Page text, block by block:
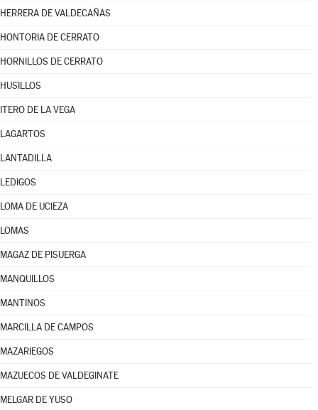
HERRERA DE VALDECAÑAS
HONTORIA DE CERRATO
HORNILLOS DE CERRATO
HUSILLOS
ITERO DE LA VEGA
LAGARTOS
LANTADILLA
LEDIGOS
LOMA DE UCIEZA
LOMAS
MAGAZ DE PISUERGA
MANQUILLOS
MANTINOS
MARCILLA DE CAMPOS
MAZARIEGOS
MAZUECOS DE VALDEGINATE
MELGAR DE YUSO